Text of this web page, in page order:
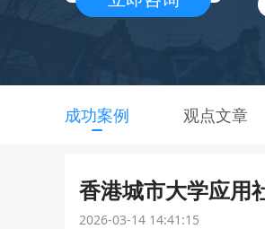
成功案例 观点文章
香港城市大学应用
2026-03-14 14:41:15